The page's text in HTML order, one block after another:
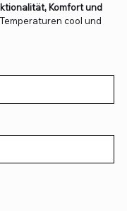
Komfort und
cool und